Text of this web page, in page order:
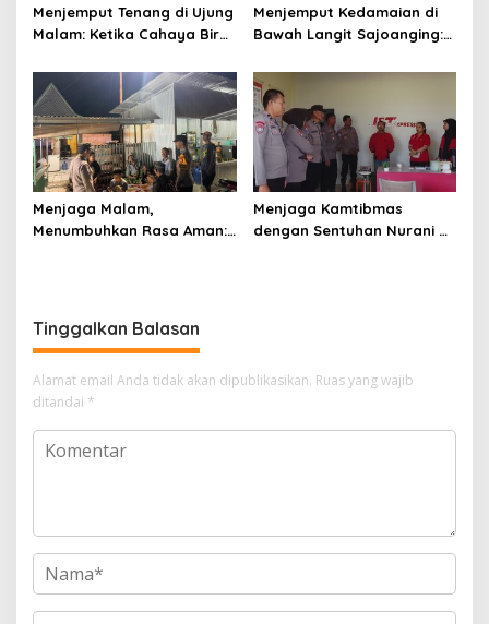
Menjemput Tenang di Ujung
Malam: Ketika Cahaya Biru
Istirahat Warga
Sabbangparu
Menjemput Kedamaian di
Bawah Langit Sajoanging:
Polisi, dan Hati yang
Menjaga
Menjaga Malam,
Menumbuhkan Rasa Aman:
Menjaga Kamtibmas
dengan Sentuhan Nurani di
Tinggalkan Balasan
Alamat email Anda tidak akan dipublikasikan. Ruas yang wajib
ditandai *